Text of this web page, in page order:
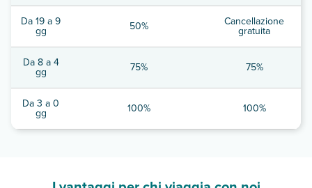
Da 19 a 9
gg 50% Cancellazione
gratuita
Da 8 a 4
gg 75% 75%
Da 3 a 0
gg 100% 100%